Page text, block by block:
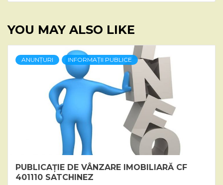
YOU MAY ALSO LIKE
ANUNȚURI INFORMAȚII PUBLICE
PUBLICAȚIE DE VÂNZARE IMOBILIARĂ CF
401110 SATCHINEZ